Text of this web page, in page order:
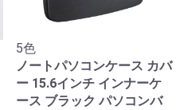
5色
ノートパソコンケース カバ
ー 15.6インチ インナーケ
ース ブラック パソコンバ